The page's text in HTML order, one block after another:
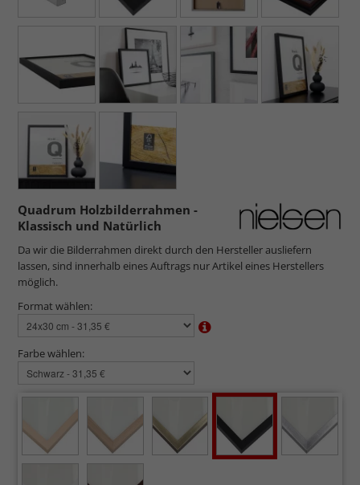
Quadrum Holzbilderrahmen -
Klassisch und Natürlich
Da wir die Bilderrahmen direkt durch den Hersteller ausliefern
lassen, sind innerhalb eines Auftrags nur Artikel eines Herstellers
möglich.
Format wählen:
Farbe wählen: